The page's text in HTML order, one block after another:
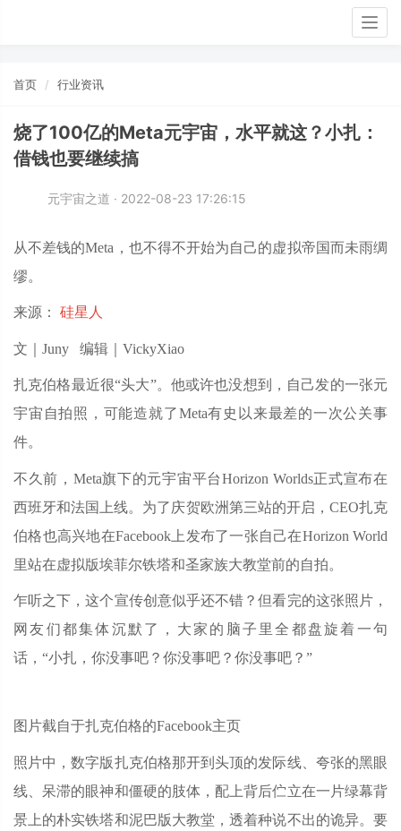
首页 行业资讯
烧了100亿的Meta元宇宙，水平就这？小扎：
借钱也要继续搞
元宇宙之道 · 2022-08-23 17:26:15
从不差钱的Meta，也不得不开始为自己的虚拟帝国而未雨绸
缪。
来源： 硅星人
文｜Juny 编辑｜VickyXiao
扎克伯格最近很“头大”。他或许也没想到，自己发的一张元
宇宙自拍照，可能造就了Meta有史以来最差的一次公关事
件。
不久前，Meta旗下的元宇宙平台Horizon Worlds正式宣布在
西班牙和法国上线。为了庆贺欧洲第三站的开启，CEO扎克
伯格也高兴地在Facebook上发布了一张自己在Horizon World
里站在虚拟版埃菲尔铁塔和圣家族大教堂前的自拍。
乍听之下，这个宣传创意似乎还不错？但看完的这张照片，
网友们都集体沉默了，大家的脑子里全都盘旋着一句
话，“小扎，你没事吧？你没事吧？你没事吧？”
图片截自于扎克伯格的Facebook主页
照片中，数字版扎克伯格那开到头顶的发际线、夸张的黑眼
线、呆滞的眼神和僵硬的肢体，配上背后伫立在一片绿幕背
景上的朴实铁塔和泥巴版大教堂，透着种说不出的诡异。要